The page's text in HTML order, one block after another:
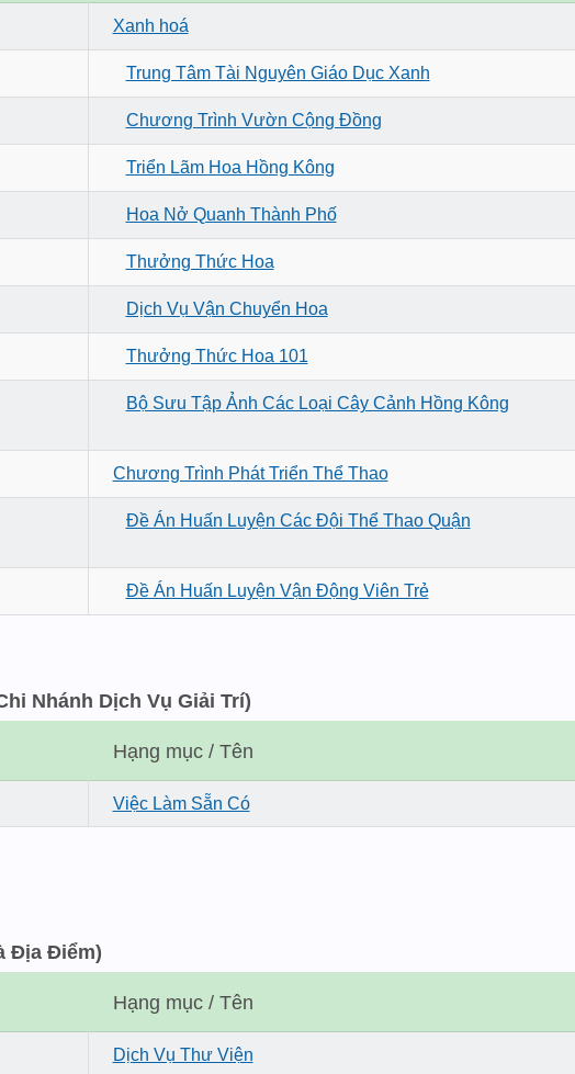
Xanh hoá
Trung Tâm Tài Nguyên Giáo Dục Xanh
Chương Trình Vườn Cộng Đồng
Triển Lãm Hoa Hồng Kông
Hoa Nở Quanh Thành Phố
Thưởng Thức Hoa
Dịch Vụ Vận Chuyển Hoa
Thưởng Thức Hoa 101
Bộ Sưu Tập Ảnh Các Loại Cây Cảnh Hồng Kông
Chương Trình Phát Triển Thể Thao
Đề Án Huấn Luyện Các Đội Thể Thao Quận
Đề Án Huấn Luyện Vận Động Viên Trẻ
Nhánh Dịch Vụ Giải Trí)
Hạng mục / Tên
Việc Làm Sẵn Có
Địa Điểm)
Hạng mục / Tên
Dịch Vụ Thư Viện